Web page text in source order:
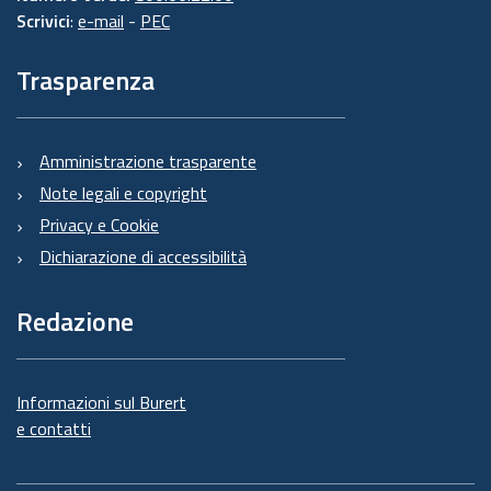
Scrivici: e-mail - PEC
Trasparenza
Amministrazione trasparente
Note legali e copyright
Privacy e Cookie
Dichiarazione di accessibilità
Redazione
Informazioni sul Burert
e contatti